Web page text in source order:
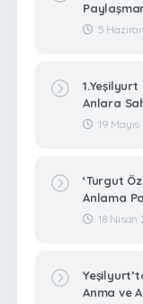
5
Anlara
19
‘Turgut
Anlama
18 Nisan
Anma ve